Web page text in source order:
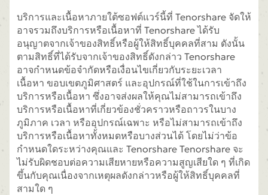
บริการและเนื้อหาภายใต้ซอฟต์แวร์นี้ที่ Tenorshare จัดให้
อาจรวมถึงบริการหรือเนื้อหาที่ Tenorshare ได้รับ
อนุญาตจากเจ้าของสิทธิ์หรือผู้ให้สิทธิ์บุคคลที่สาม ดังนั้น
ตามสิทธิ์ที่ได้รับจากเจ้าของสิทธิ์ดังกล่าว Tenorshare
อาจกำหนดข้อจำกัดหรือเงื่อนไขเกี่ยวกับระยะเวลา
เนื้อหา ขอบเขตภูมิศาสตร์ และอุปกรณ์ที่ใช้ในการเข้าถึง
บริการหรือเนื้อหา ซึ่งอาจส่งผลให้คุณไม่สามารถเข้าถึง
บริการหรือเนื้อหาที่เกี่ยวข้องชั่วคราวหรือถาวรในบาง
ภูมิภาค เวลา หรืออุปกรณ์เฉพาะ หรือไม่สามารถเข้าถึง
บริการหรือเนื้อหาทั้งหมดหรือบางส่วนได้ โดยไม่ว่าข้อ
กำหนดใดระหว่างคุณและ Tenorshare Tenorshare จะ
ไม่รับผิดชอบต่อความเสียหายหรือความสูญเสียใด ๆ ที่เกิด
ขึ้นกับคุณเนื่องจากเหตุผลดังกล่าวหรือผู้ให้สิทธิ์บุคคลที่
สามใด ๆ